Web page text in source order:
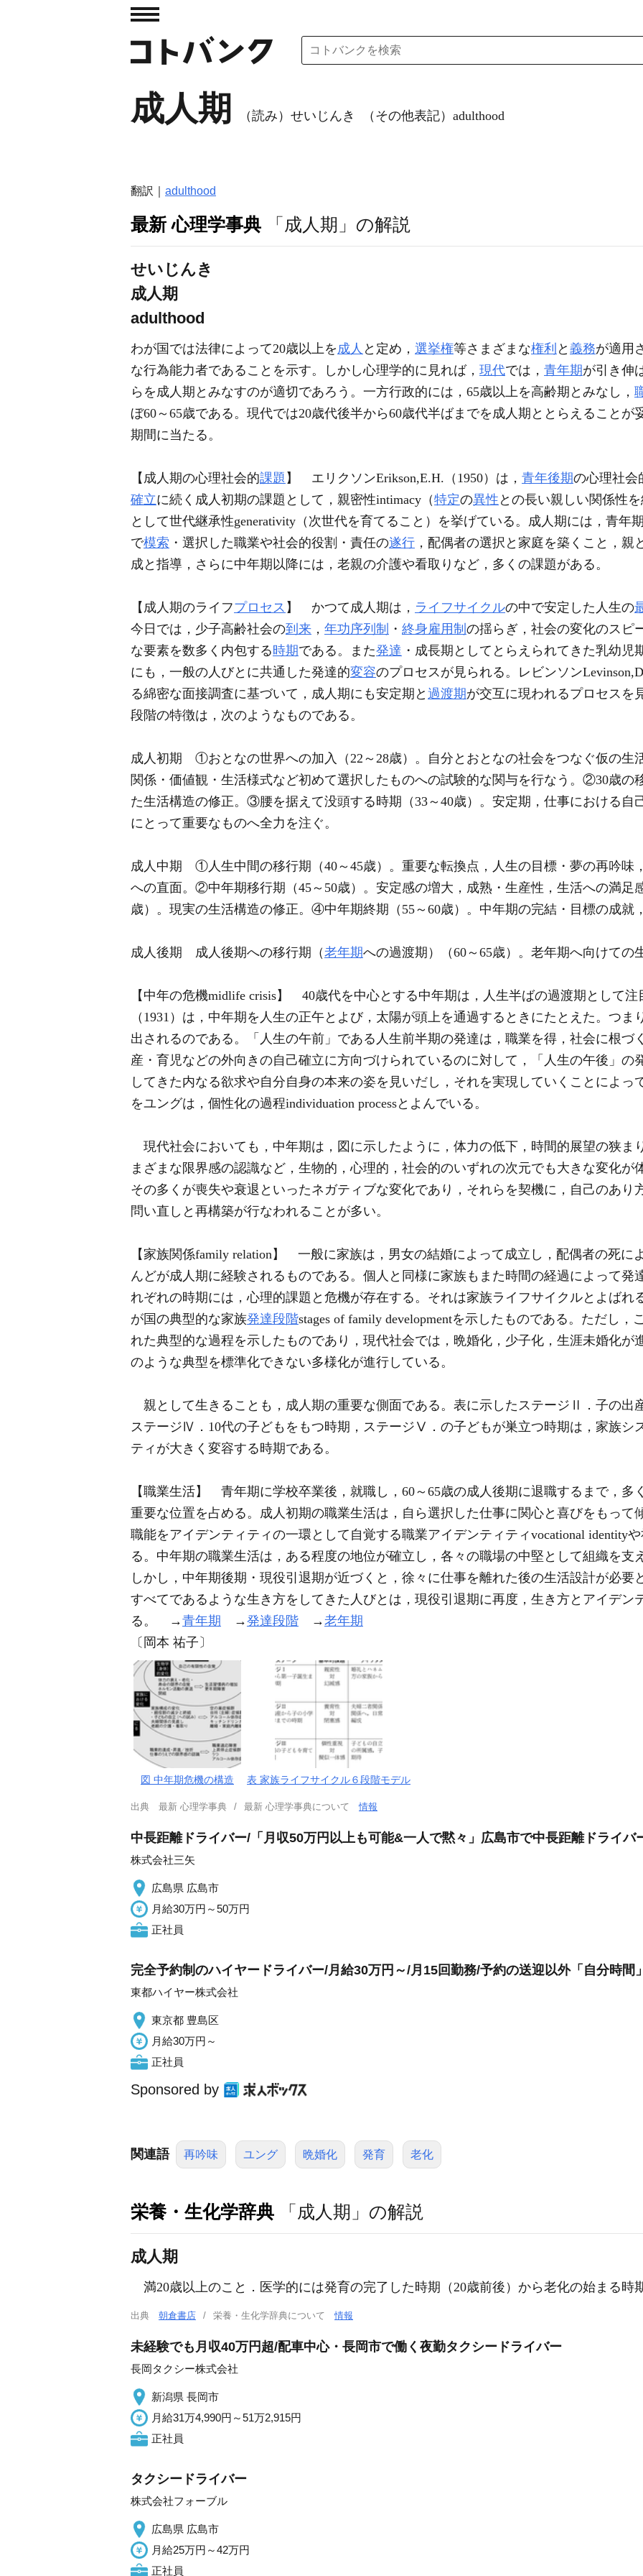
成人期 （読み）せいじんき （その他表記）adulthood
翻訳｜ adulthood
最新 心理学事典 「成人期」の解説
せいじんき
成人期
adulthood
わが国では法律によって20歳以上を成人 と定め， 選挙権等さまざまな権利 と 義務が適用
な行為能力者であることを示す。しかし心理学的に見れば， 現代では， 青年期が引き伸
らを成人期とみなすのが適切であろう。一方行政的には，65歳以上を高齢期とみなし，
ぼ60～65歳である。現代では20歳代後半から60歳代半ばまでを成人期ととらえることが
期間に当たる。
【成人期の心理社会的課題 】 エリクソンErikson,E.H.（1950）は， 青年後期の心理社会
確立に続く成人初期の課題として，親密性intimacy（特定の異性 との長い親しい関係性
として世代継承性generativity（次世代を育てること）を挙げている。成人期には，青年
で模索 ・選択した職業や社会的役割・責任の遂行 ，配偶者の選択と家庭を築くこと，
成と指導，さらに中年期以降には，老親の介護や看取りなど，多くの課題がある。
【成人期のライフプロセス 】 かつて成人期は， ライフサイクルの中で安定した人生の
今日では，少子高齢社会の到来 ， 年功序列制 ・ 終身雇用制 の揺らぎ，社会の変化のスピ
な要素を数多く内包する時期である。また発達 ・成長期としてとらえられてきた乳幼児
にも，一般の人びとに共通した発達的変容のプロセスが見られる。レビンソン
る綿密な面接調査に基づいて，成人期にも安定期と 過渡期が交互に現われるプロセスを
段階の特徴は，次のようなものである。
成人初期 ①おとなの世界への加入（22～28歳）。自分とおとなの社会をつなぐ仮の生
関係・価値観・生活様式など初めて選択したものへの試験的な関与を行なう。②30歳の
た生活構造の修正。③腰を据えて没頭する時期（33～40歳）。安定期，仕事における自
にとって重要なものへ全力を注ぐ。
成人中期 ①人生中間の移行期（40～45歳）。重要な転換点，人生の目標・夢の再吟味
への直面。②中年期移行期（45～50歳）。安定感の増大，成熟・生産性，生活への満足
歳）。現実の生活構造の修正。④中年期終期（55～60歳）。中年期の完結・目標の成就
成人後期 成人後期への移行期（老年期への過渡期）（60～65歳）。老年期へ向けての
【中年の危機midlife crisis】 40歳代を中心とする中年期は，人生半ばの過渡期として注
（1931）は，中年期を人生の正午とよび，太陽が頭上を通過するときにたとえた。つ
出されるのである。「人生の午前」である人生前半期の発達は，職業を得，社会に根づ
産・育児などの外向きの自己確立に方向づけられているのに対して，「人生の午後」の
してきた内なる欲求や自分自身の本来の姿を見いだし，それを実現していくことによっ
をユングは，個性化の過程individuation processとよんでいる。
現代社会においても，中年期は，図に示したように，体力の低下，時間的展望の狭ま
まざまな限界感の認識など，生物的，心理的，社会的のいずれの次元でも大きな変化が
その多くが喪失や衰退といったネガティブな変化であり，それらを契機に，自己のあり
問い直しと再構築が行なわれることが多い。
【家族関係family relation】 一般に家族は，男女の結婚によって成立し，配偶者の死に
んどが成人期に経験されるものである。個人と同様に家族もまた時間の経過によって発
れぞれの時期には，心理的課題と危機が存在する。それは家族ライフサイクルとよばれ
が国の典型的な家族発達段階stages of family developmentを示したものである。ただし
れた典型的な過程を示したものであり，現代社会では，晩婚化，少子化，生涯未婚化が
のような典型を標準化できない多様化が進行している。
親として生きることも，成人期の重要な側面である。表に示したステージⅡ．子の出
ステージⅣ．10代の子どもをもつ時期，ステージⅤ．の子どもが巣立つ時期は，家族シ
ティが大きく変容する時期である。
【職業生活】 青年期に学校卒業後，就職し，60～65歳の成人後期に退職するまで，多
重要な位置を占める。成人初期の職業生活は，自ら選択した仕事に関心と喜びをもって
職能をアイデンティティの一環として自覚する職業アイデンティティvocational identity
る。中年期の職業生活は，ある程度の地位が確立し，各々の職場の中堅として組織を支
しかし，中年期後期・現役引退期が近づくと，徐々に仕事を離れた後の生活設計が必要
すべてであるような生き方をしてきた人びとは，現役引退期に再度，生き方とアイデン
る。 →青年期 →発達段階 →老年期
〔岡本 祐子〕
図 中年期危機の構造 表 家族ライフサイクル６段階モデル
出典 最新 心理学事典 最新 心理学事典について情報
中長距離ドライバー/「月収50万円以上も可能&一人で黙々」広島市で中長距離ドライバ
株式会社三矢
広島県 広島市
月給30万円～50万円
正社員
完全予約制のハイヤードライバー/月給30万円～/月15回勤務/予約の送迎以外「自分時間
東都ハイヤー株式会社
東京都 豊島区
月給30万円～
正社員
Sponsored by
関連語 再吟味 ユング 晩婚化 発育 老化
栄養・生化学辞典 「成人期」の解説
成人期
満20歳以上のこと．医学的には発育の完了した時期（20歳前後）から老化の始まる時
出典 朝倉書店 栄養・生化学辞典について情報
未経験でも月収40万円超/配車中心・長岡市で働く夜勤タクシードライバー
長岡タクシー株式会社
新潟県 長岡市
月給31万4,990円～51万2,915円
正社員
タクシードライバー
株式会社フォーブル
広島県 広島市
月給25万円～42万円
正社員